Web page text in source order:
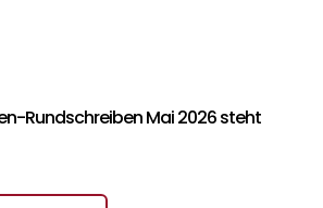
Rundschreiben Mai 2026 steht